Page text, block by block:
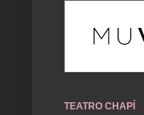
TEATRO CHAPÍ